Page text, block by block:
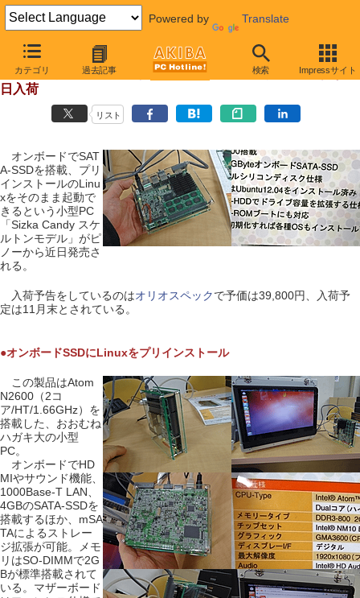
Powered by Translate
カテゴリ 過去記事 検索 Impressサイト
【 2012年11月13日 】
オンボードSSDにLinux搭載、Atomベースの小型PC基板が近
日入荷
リスト
オンボードでSAT
A-SSDを搭載、プリ
インストールのLinu
xをそのまま起動で
きるという小型PC
「Sizka Candy スケ
ルトンモデル」がピ
ノーから近日発売さ
れる。
入荷予告をしているのはオリオスペックで予価は39,800円、入荷予
定は11月末とされている。
●オンボードSSDにLinuxをプリインストール
この製品はAtom
N2600（2コ
ア/HT/1.66GHz）を
搭載した、おおむね
ハガキ大の小型
PC。
オンボードでHD
MIやサウンド機能、
1000Base-T LAN、
4GBのSATA-SSDを
搭載するほか、mSA
TAによるストレー
ジ拡張が可能。メモ
リはSO-DIMMで2G
Bが標準搭載されて
いる。マザーボード